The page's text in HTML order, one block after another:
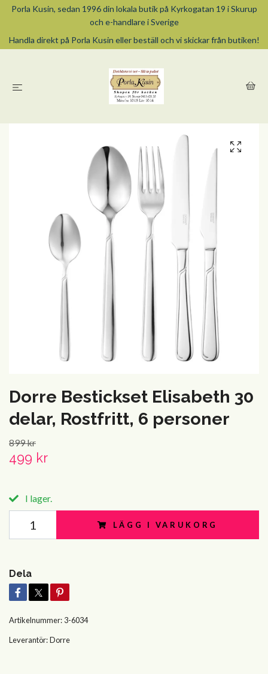
Porla Kusin, sedan 1996 din lokala butik på Kyrkogatan 19 i Skurup
och e-handlare i Sverige
Handla direkt på Porla Kusin eller beställ och vi skickar från butiken!
Dorre Bestickset Elisabeth 30
delar, Rostfritt, 6 personer
899 kr
499 kr
I lager.
LÄGG I VARUKORG
Dela
Artikelnummer: 3-6034
Leverantör:Dorre